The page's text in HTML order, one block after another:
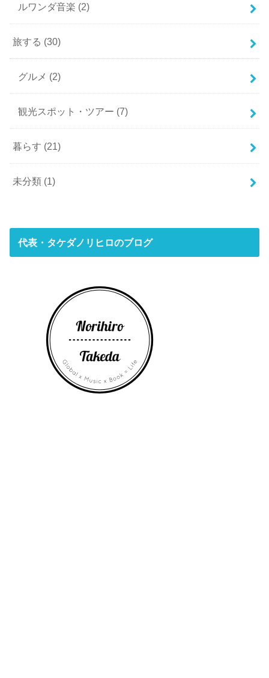
ルワンダ音楽 (2)
旅する (30)
グルメ (2)
観光スポット・ツアー (7)
暮らす (21)
未分類 (1)
代表・タケダノリヒロのブログ